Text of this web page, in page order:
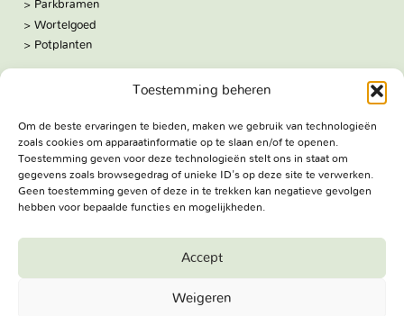
Toestemming beheren
Om de beste ervaringen te bieden, maken we gebruik van technologieën
zoals cookies om apparaatinformatie op te slaan en/of te openen.
Toestemming geven voor deze technologieën stelt ons in staat om
gegevens zoals browsegedrag of unieke ID's op deze site te verwerken.
Geen toestemming geven of deze in te trekken kan negatieve gevolgen
hebben voor bepaalde functies en mogelijkheden.
Accept
Weigeren
Parkbramen
Wortelgoed
Potplanten
Volg ons:
Facebook
Bezoekadres
Haringweg 3A
2975 LB Ottoland
Reserved.